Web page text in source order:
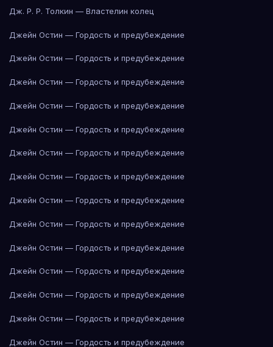
Дж. Р. Р. Толкин — Властелин колец
Джейн Остин — Гордость и предубеждение
Джейн Остин — Гордость и предубеждение
Джейн Остин — Гордость и предубеждение
Джейн Остин — Гордость и предубеждение
Джейн Остин — Гордость и предубеждение
Джейн Остин — Гордость и предубеждение
Джейн Остин — Гордость и предубеждение
Джейн Остин — Гордость и предубеждение
Джейн Остин — Гордость и предубеждение
Джейн Остин — Гордость и предубеждение
Джейн Остин — Гордость и предубеждение
Джейн Остин — Гордость и предубеждение
Джейн Остин — Гордость и предубеждение
Джейн Остин — Гордость и предубеждение